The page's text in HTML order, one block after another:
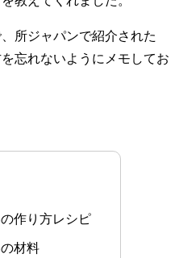
所ジャパンで紹介された
忘れないようにメモしてお
作り方レシピ
材料